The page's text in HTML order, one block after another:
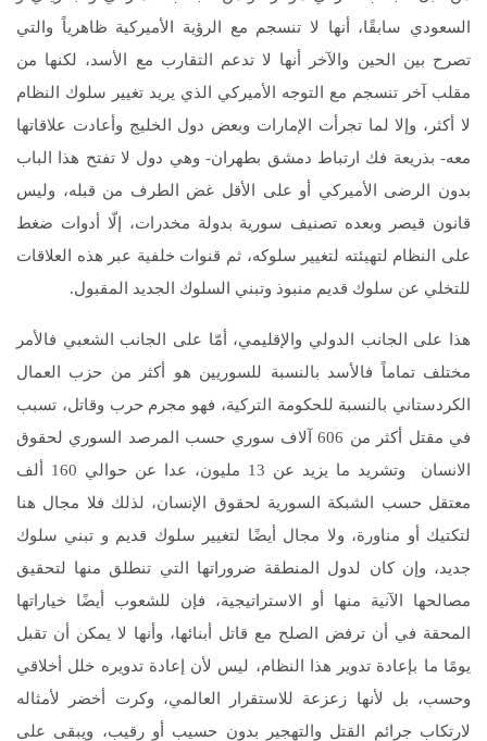
السعودي سابقًا، أنها لا تنسجم مع الرؤية الأميركية ظاهرياً والتي
تصرح بين الحين والآخر أنها لا تدعم التقارب مع الأسد، لكنها من
مقلب آخر تنسجم مع التوجه الأميركي الذي يريد تغيير سلوك النظام
لا أكثر، وإلا لما تجرأت الإمارات وبعض دول الخليج وأعادت علاقاتها
معه- بذريعة فك ارتباط دمشق بطهران- وهي دول لا تفتح هذا الباب
بدون الرضى الأميركي أو على الأقل غض الطرف من قبله، وليس
قانون قيصر وبعده تصنيف سورية بدولة مخدرات، إلّا أدوات ضغط
على النظام لتهيئته لتغيير سلوكه، ثم قنوات خلفية عبر هذه العلاقات
للتخلي عن سلوك قديم منبوذ وتبني السلوك الجديد المقبول.
هذا على الجانب الدولي والإقليمي، أمّا على الجانب الشعبي فالأمر
مختلف تماماً فالأسد بالنسبة للسوريين هو أكثر من حزب العمال
الكردستاني بالنسبة للحكومة التركية، فهو مجرم حرب وقاتل، تسبب
في مقتل أكثر من 606 آلاف سوري حسب المرصد السوري لحقوق
الانسان وتشريد ما يزيد عن 13 مليون، عدا عن حوالي 160 ألف
معتقل حسب الشبكة السورية لحقوق الإنسان، لذلك فلا مجال هنا
لتكتيك أو مناورة، ولا مجال أيضًا لتغيير سلوك قديم و تبني سلوك
جديد، وإن كان لدول المنطقة ضروراتها التي تنطلق منها لتحقيق
مصالحها الآنية منها أو الاستراتيجية، فإن للشعوب أيضًا خياراتها
المحقة في أن ترفض الصلح مع قاتل أبنائها، وأنها لا يمكن أن تقبل
يومًا ما بإعادة تدوير هذا النظام، ليس لأن إعادة تدويره خلل أخلاقي
وحسب، بل لأنها زعزعة للاستقرار العالمي، وكرت أخضر لأمثاله
لارتكاب جرائم القتل والتهجير بدون حسيب أو رقيب، ويبقى على